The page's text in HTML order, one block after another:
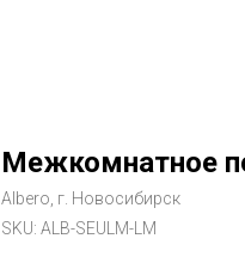
Межкомнатное
Albero, г. Новосибирск
SKU: ALB-SEULM-LM